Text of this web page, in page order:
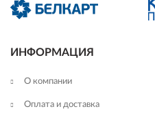
ИНФОРМАЦИЯ
О компании
Оплата и доставка